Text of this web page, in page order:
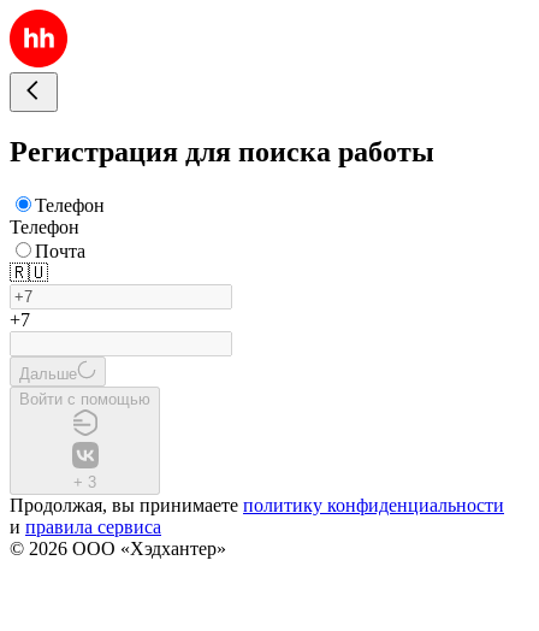
Регистрация для поиска работы
Телефон
Телефон
Почта
🇷🇺
+7
Дальше
Войти с помощью
+ 3
Продолжая, вы принимаете политику конфиденциальности
и правила сервиса
© 2026 ООО «Хэдхантер»